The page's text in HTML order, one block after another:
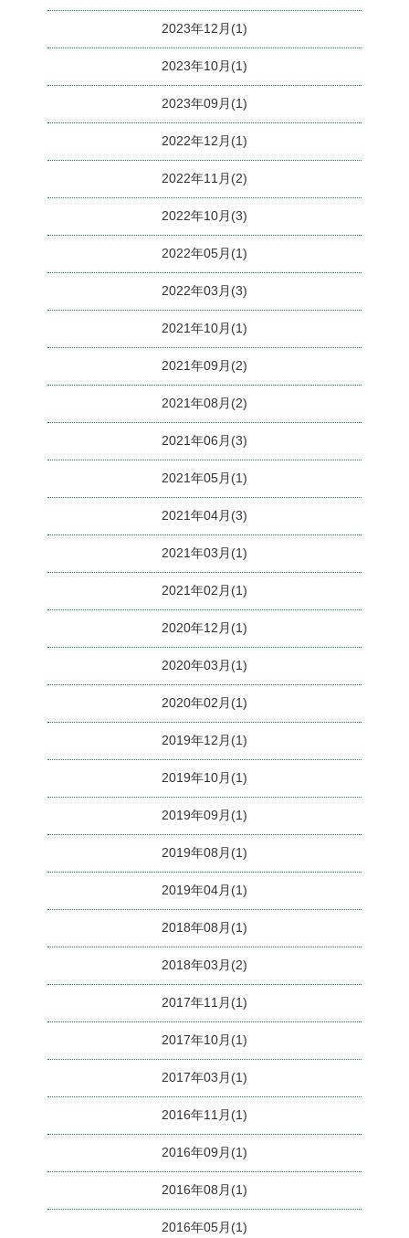
2023年12月(1)
2023年10月(1)
2023年09月(1)
2022年12月(1)
2022年11月(2)
2022年10月(3)
2022年05月(1)
2022年03月(3)
2021年10月(1)
2021年09月(2)
2021年08月(2)
2021年06月(3)
2021年05月(1)
2021年04月(3)
2021年03月(1)
2021年02月(1)
2020年12月(1)
2020年03月(1)
2020年02月(1)
2019年12月(1)
2019年10月(1)
2019年09月(1)
2019年08月(1)
2019年04月(1)
2018年08月(1)
2018年03月(2)
2017年11月(1)
2017年10月(1)
2017年03月(1)
2016年11月(1)
2016年09月(1)
2016年08月(1)
2016年05月(1)